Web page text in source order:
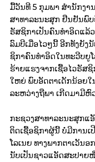
ມື້ວັນທີ 5 ກຸມພາ ສໍານັກງາ
ສາທາລະນະສຸກ ຢືນຢັນພົ
ຣັສຊິກາເປັນຄົນທໍາອິດແລ້
ລົມບີເມື່ອໄວໆນີ້ ອີກທັງຍັງ
ຊິກາຄົນທໍາອິດໃນທະວີບຍູ
ຮ້າຍແຮງຈາກເຊື້ອໄວຣັສ
ໃຫຍ່ ພົບອັດຕາເດັກນ້ອຍ
ລະຫວ່າງຖືພາ ເກີດມາມີ
ກະຊວງສາທາລະນະສຸກແ
ຕິດເຊື້ອຊິກາຜູ້ນີ້ ບໍ່ມີການ
ໂລເນຍ ທາງພາກຕາເວັນ
ນັບເປັນຊາວແອັດສະປາຍ